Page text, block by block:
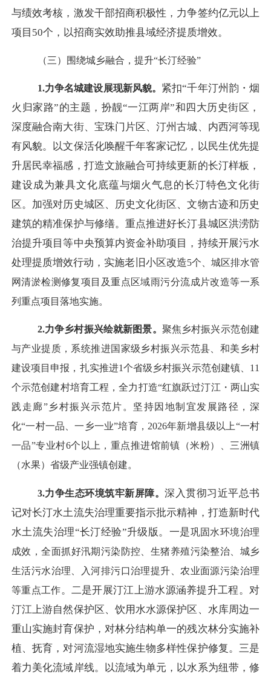
与绩效考核，激发干部招商积极性，力争签约亿元以上
项目50个，以招商实效助推县域经济提质增效。
（三）围绕城乡融合， 提升“长汀经验”
1.力争名城建设展现新风貌。 紧扣“千年汀州韵・烟
火归家路”的主题，扮靓“一江两岸”和四大历史街区，
深度融合南大街、宝珠门片区、汀州古城、内西河等现
有风貌。以文保活化唤醒千年客家记忆，以民生优先提
升居民幸福感，打造文旅融合可持续更新的长汀样板，
建设成为兼具文化底蕴与烟火气息的长汀特色文化街
区。加强对历史城区、历史文化街区、文物古迹和历史
建筑的精准保护与修缮。重点推进好长汀县城区洪涝防
治提升项目等中央预算内资金补助项目，持续开展污水
处理提质增效行动，实施老旧小区改造5个、城区排水管
网清淤检测修复项目及重点区域雨污分流成片改造等一系
列重点项目落地实施。
2.力争乡村振兴绘就新图景。 聚焦乡村振兴示范创建
与产业提质，系统推进国家级乡村振兴示范县、和美乡村
建设项目申报，扎实推进1个省级乡村振兴示范创建镇、11
个示范创建村培育工程，全力打造“红旗跃过汀江・两山实
践走廊”乡村振兴示范片。坚持因地制宜发展路径，深
化“一村一品、一乡一业”培育，2026年新增县级以上“一村
一品”专业村6个以上，重点推进馆前镇（米粉）、三洲镇
（水果）省级产业强镇创建。
3.力争生态环境筑牢新屏障。深入贯彻习近平总书
记对长汀水土流失治理重要指示批示精神，打造新时代
水土流失治理“长汀经验”升级版。一是巩固水环境治理
成效，全面抓好汛期污染防控、生猪养殖污染整治、城乡
生活污水治理、入河排污口治理提升、农业面源污染治理
等重点工作。二是开展汀江上游水源涵养提升工程。对
汀江上游自然保护区、饮用水水源保护区、水库周边一
重山实施封育保护，对林分结构单一的残次林分实施补
植、抚育，对河流湿地实施生物多样性保护修复。三是
着力美化流域岸线。以流域为单元，以水系为纽带，修